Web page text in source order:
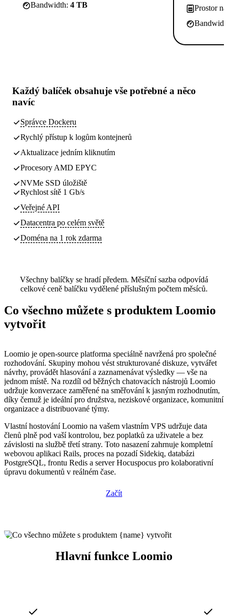
Bandwidth: 4 TB
Prostor
Každý balíček obsahuje vše potřebné a něco
navíc
Správce Dockeru
Rychlý přístup k logům kontejnerů
Aktualizace jedním kliknutím
Procesory AMD EPYC
NVMe SSD úložiště
Rychlost sítě 1 Gb/s
Veřejné API
Datacentra po celém světě
Doména na 1 rok zdarma
Všechny balíčky se hradí předem. Měsíční sazba odpovídá
celkové ceně balíčku vydělené příslušným počtem měsíců.
Co všechno můžete s produktem Loomio
vytvořit
Loomio je open-source platforma speciálně navržená pro společné
rozhodování. Skupiny mohou vést strukturované diskuze, vytvářet
návrhy, provádět hlasování a zaznamenávat výsledky — vše na
jednom místě. Na rozdíl od běžných chatovacích nástrojů Loomio
udržuje konverzace zaměřené na směřování k jasným rozhodnutím,
díky čemuž je ideální pro družstva, neziskové organizace, komunitní
organizace a distribuované týmy.
Vlastní hostování Loomio na vašem vlastním VPS udržuje data
členů plně pod vaší kontrolou, bez poplatků za uživatele a bez
závislosti na službě třetí strany. Toto nasazení zahrnuje kompletní
webovou aplikaci Rails, proces na pozadí Sidekiq, databázi
PostgreSQL, frontu Redis a server Hocuspocus pro kolaborativní
úpravu dokumentů v reálném čase.
Začít
Hlavní funkce Loomio